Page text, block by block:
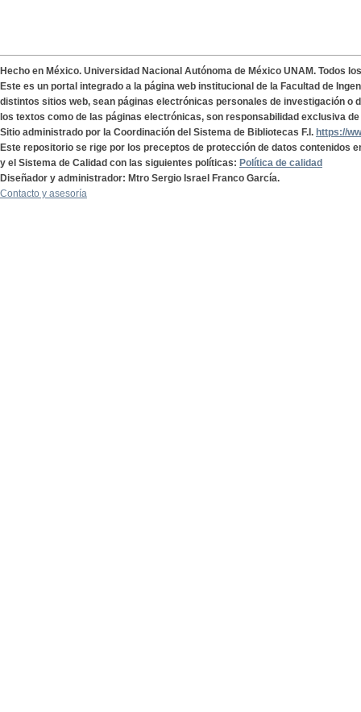
Hecho en México. Universidad Nacional Autónoma de México UNAM. Todos
Este es un portal integrado a la página web institucional de la Facultad de
distintos sitios web, sean páginas electrónicas personales de investigación o
los textos como de las páginas electrónicas, son responsabilidad exclusiva
Sitio administrado por la Coordinación del Sistema de Bibliotecas F.I. https://
Este repositorio se rige por los preceptos de protección de datos contenidos
y el Sistema de Calidad con las siguientes políticas: Política de calidad
Diseñador y administrador: Mtro Sergio Israel Franco García.
Contacto y asesoría